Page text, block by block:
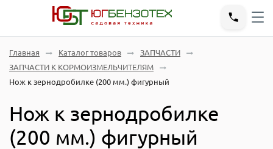
Главная Каталог товаров
ЗАПЧАСТИ
ЗАПЧАСТИ К КОРМОИЗМЕЛЬЧИТЕЛЯМ
Нож к зернодробилке (200 мм.) фигурный
Нож к зернодробилке
(200 мм.) фигурный